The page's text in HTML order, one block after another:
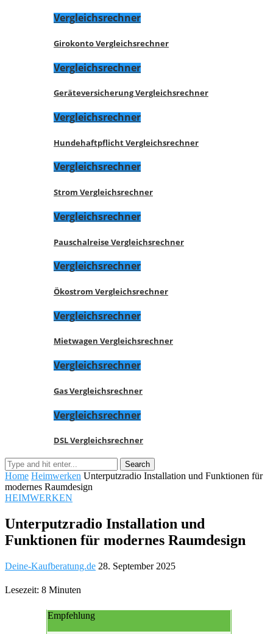
Vergleichsrechner
Girokonto Vergleichsrechner
Vergleichsrechner
Geräteversicherung Vergleichsrechner
Vergleichsrechner
Hundehaftpflicht Vergleichsrechner
Vergleichsrechner
Strom Vergleichsrechner
Vergleichsrechner
Pauschalreise Vergleichsrechner
Vergleichsrechner
Ökostrom Vergleichsrechner
Vergleichsrechner
Mietwagen Vergleichsrechner
Vergleichsrechner
Gas Vergleichsrechner
Vergleichsrechner
DSL Vergleichsrechner
Home Heimwerken Unterputzradio Installation und Funktionen für
modernes Raumdesign
HEIMWERKEN
Unterputzradio Installation und
Funktionen für modernes Raumdesign
Deine-Kaufberatung.de 28. September 2025
Lesezeit: 8 Minuten
Empfehlung